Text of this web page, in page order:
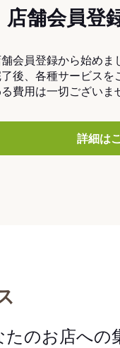
店舗会員登
会員登録から始めま
後、各種サービス
費用は一切ございま
詳細は
のお店への